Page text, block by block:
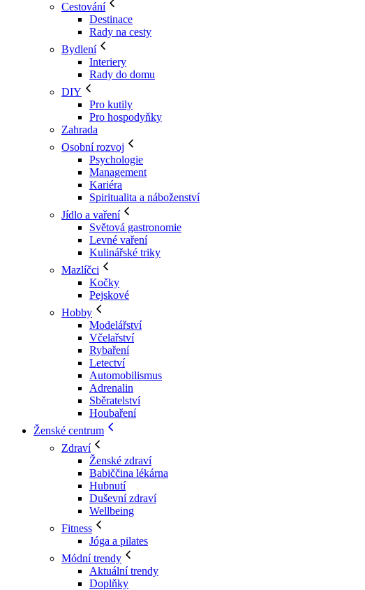
Cestování
Destinace
Rady na cesty
Bydlení
Interiery
Rady do domu
DIY
Pro kutily
Pro hospodyňky
Zahrada
Osobní rozvoj
Psychologie
Management
Kariéra
Spiritualita a náboženství
Jídlo a vaření
Světová gastronomie
Levné vaření
Kulinářské triky
Mazlíčci
Kočky
Pejskové
Hobby
Modelářství
Včelařství
Rybaření
Letectví
Automobilismus
Adrenalin
Sběratelství
Houbaření
Ženské centrum
Zdraví
Ženské zdraví
Babiččina lékárna
Hubnutí
Duševní zdraví
Wellbeing
Fitness
Jóga a pilates
Módní trendy
Aktuální trendy
Doplňky